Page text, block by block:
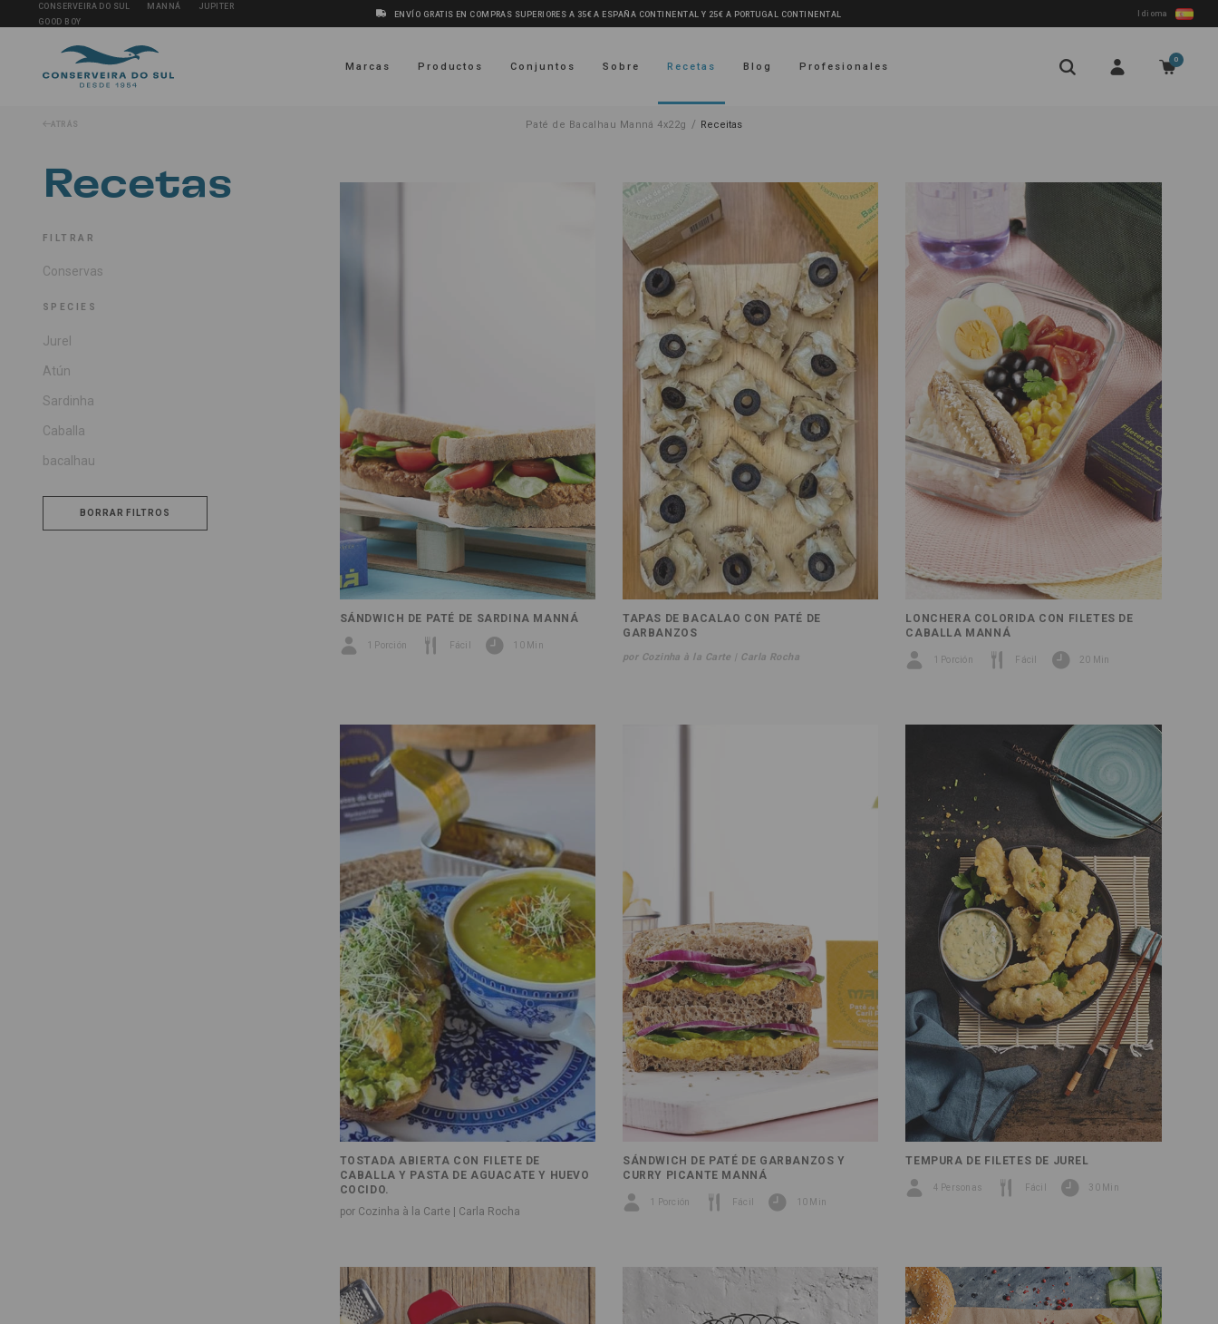
CONSERVEIRA DO SUL MANNÁ
JUPITER
GOOD BOY
ENVÍO GRATIS EN COMPRAS SUPERIORES A 35€ A ESPAÑA CONTINENTAL Y 25€ A PORTUGAL CONTINENTAL Idioma
Marcas Productos Conjuntos Sobre Recetas Blog Profesionales
0
ATRÁS Paté de Bacalhau Manná 4x22g / Receitas
Recetas
FILTRAR
Conservas
SPECIES
Jurel
Atún
Sardinha
Caballa
bacalhau
BORRAR FILTROS
SÁNDWICH DE PATÉ DE SARDINA MANNÁ
1 Porción Fácil 10 Min
TAPAS DE BACALAO CON PATÉ DE
GARBANZOS
por Cozinha à la Carte | Carla Rocha
LONCHERA COLORIDA CON FILETES DE
CABALLA MANNÁ
1 Porción Fácil 20 Min
TOSTADA ABIERTA CON FILETE DE
CABALLA Y PASTA DE AGUACATE Y HUEVO
COCIDO.
por Cozinha à la Carte | Carla Rocha
SÁNDWICH DE PATÉ DE GARBANZOS Y
CURRY PICANTE MANNÁ
1 Porción Fácil 10 Min
TEMPURA DE FILETES DE JUREL
4 Personas Fácil 30 Min